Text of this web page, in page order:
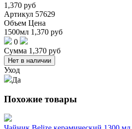
1,370 руб
Артикул 57629
Объем Цена
1500мл 1,370 руб
0
Сумма 1,370 руб
Нет в наличии
Уход
Да
Похожие товары